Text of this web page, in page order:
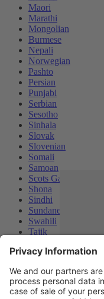
Maori
Marathi
Mongolian
Burmese
Nepali
Norwegian
Pashto
Persian
Punjabi
Serbian
Sesotho
Sinhala
Slovak
Slovenian
Somali
Samoan
Scots Gaelic
Shona
Sindhi
Sundanese
Swahili
Tajik
Telugu
Ukrainian
Urdu
Uzbek
We use cookies and
enhance your